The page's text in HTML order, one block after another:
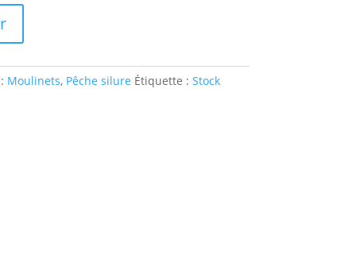
Moulinets, Pêche silure Étiquette : Stock